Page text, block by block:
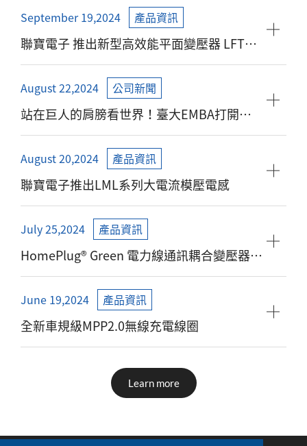
September 19,2024 產品資訊
聯寶電子 推出新型高效能平面變壓器 LFT12
系列 台北訊，2024年9月19日
August 22,2024 公司新聞
站在巨人的肩膀看世界！臺大EMBA打開企
業領導者新思維
August 20,2024 產品資訊
聯寶電子推出LML系列大電流模壓電感
July 25,2024 產品資訊
HomePlug® Green 電力線通訊耦合變壓器，
為您的電動汽車充電需求提供卓越性能
June 19,2024 產品資訊
全新車規級MPP2.0無線充電線圈
Learn more